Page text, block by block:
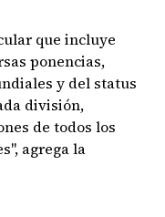
que incluye
ponencias,
y del status
división,
de todos los
agrega la